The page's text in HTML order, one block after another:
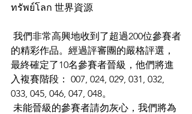
ทรัพย์โลก 世界資源
我們非常高興地收到了超過200位參賽者
的精彩作品。經過評審團的嚴格評選，
最終確定了10名參賽者晉級，他們將進
入複賽階段： 007, 024, 029, 031, 032,
033, 045, 046, 047, 048。
未能晉級的參賽者請勿灰心，我們將為